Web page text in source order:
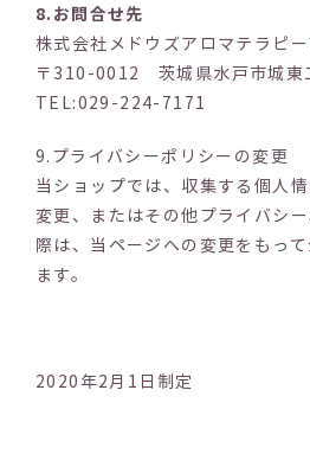
8.お問合せ先
株式会社メドウズアロマテラピ
〒310-0012 茨城県水戸市城東
TEL:029-224-7171
9.プライバシーポリシーの変更
当ショップでは、収集する個人
変更、またはその他プライバシ
際は、当ページへの変更をもっ
ます。
2020年2月1日制定